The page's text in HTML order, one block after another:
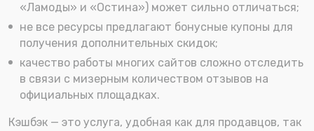
«Ламоды» и «Остина») может сильно отличаться;
не все ресурсы предлагают бонусные купоны для
получения дополнительных скидок;
качество работы многих сайтов сложно отследить
в связи с мизерным количеством отзывов на
официальных площадках.
Кэшбэк — это услуга, удобная как для продавцов, так